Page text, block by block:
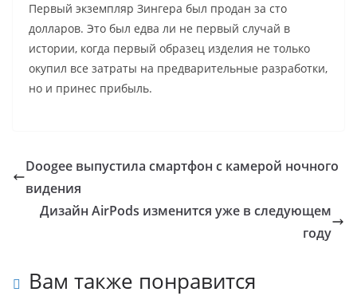
Первый экземпляр Зингера был продан за сто
долларов. Это был едва ли не первый случай в
истории, когда первый образец изделия не только
окупил все затраты на предварительные разработки,
но и принес прибыль.
Doogee выпустила смартфон с камерой ночного
видения
Дизайн AirPods изменится уже в следующем
году
Вам также понравится